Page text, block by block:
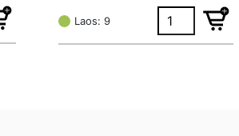
oli:
€ 0,78.
is:
€ 0,59.
Laos: 9